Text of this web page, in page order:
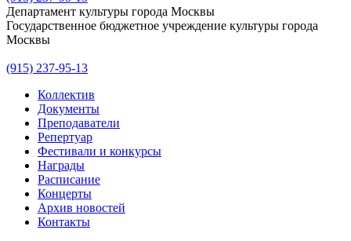
Департамент культуры города Москвы
Государственное бюджетное учреждение культуры города
Москвы
(915) 237-95-13
Коллектив
Документы
Преподаватели
Репертуар
Фестивали и конкурсы
Награды
Расписание
Концерты
Архив новостей
Контакты